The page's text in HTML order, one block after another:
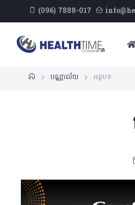
(096) 7888-017
បណ្ណាល័យ អត្ថបទ